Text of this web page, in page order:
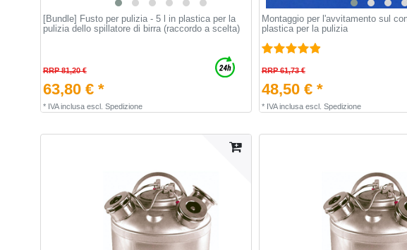
[Bundle] Fusto per pulizia - 5 l in plastica per la
pulizia dello spillatore di birra (raccordo a scelta)
RRP 81,20 €
63,80 € *
* IVA inclusaescl. Spedizione
Montaggio per l'avvitamento sul
plastica per la pulizia
RRP 61,73 €
48,50 € *
* IVA inclusaescl. Spedizione